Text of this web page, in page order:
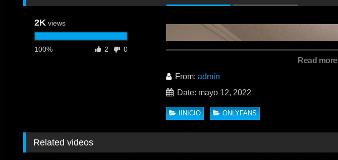
2K views
100% 2 0
Read more
From: admin
Date: mayo 12, 2022
IINICIO ONLYFANS
Related videos